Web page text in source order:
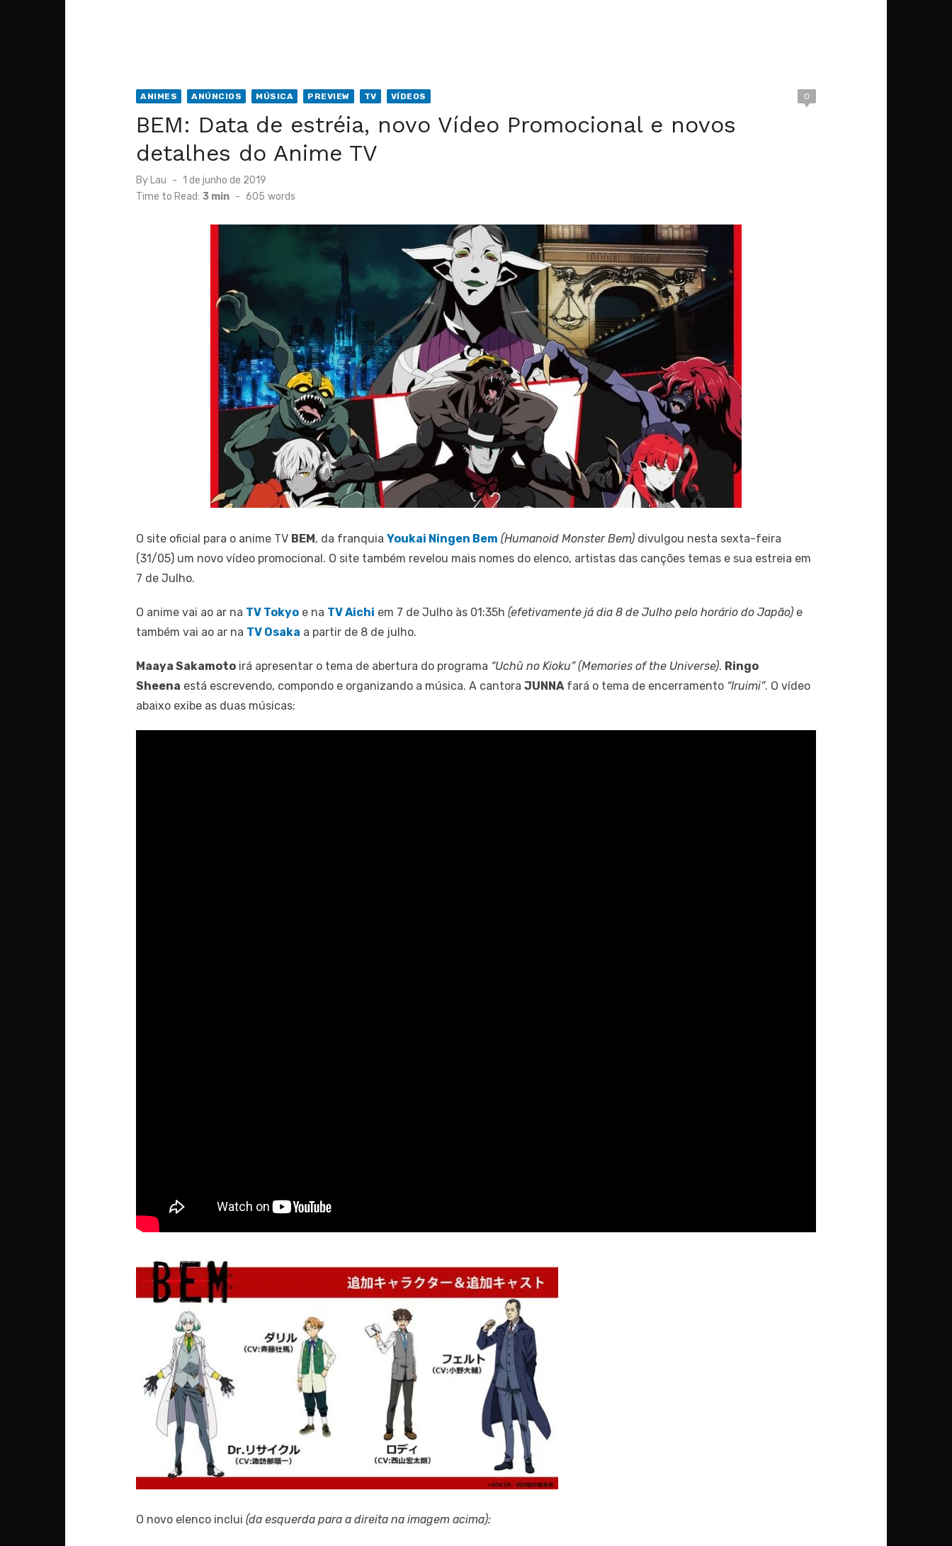
ANIMES ANÚNCIOS MÚSICA PREVIEW TV VÍDEOS 0
BEM: Data de estréia, novo Vídeo Promocional e novos
detalhes do Anime TV
By Lau
Posted
on
1 de junho de 2019
Time to Read: 3 min - 605 words
O site oficial para o anime TV BEM, da franquia Youkai Ningen Bem (Humanoid Monster Bem) divulgou nesta sexta-feira
(31/05) um novo vídeo promocional. O site também revelou mais nomes do elenco, artistas das canções temas e sua estreia em
7 de Julho.
O anime vai ao ar na TV Tokyo e na TV Aichi em 7 de Julho às 01:35h (efetivamente já dia 8 de Julho pelo horário do Japão) e
também vai ao ar na TV Osaka a partir de 8 de julho.
Maaya Sakamoto irá apresentar o tema de abertura do programa “Uchū no Kioku” (Memories of the Universe). Ringo
Sheena está escrevendo, compondo e organizando a música. A cantora JUNNAfará o tema de encerramento “Iruimi”. O vídeo
abaixo exibe as duas músicas:
O novo elenco inclui (da esquerda para a direita na imagem acima):